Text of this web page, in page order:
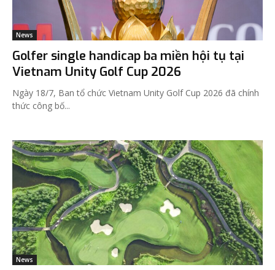
News
Golfer single handicap ba miền hội tụ tại
Vietnam Unity Golf Cup 2026
Ngày 18/7, Ban tổ chức Vietnam Unity Golf Cup 2026 đã chính
thức công bố...
News